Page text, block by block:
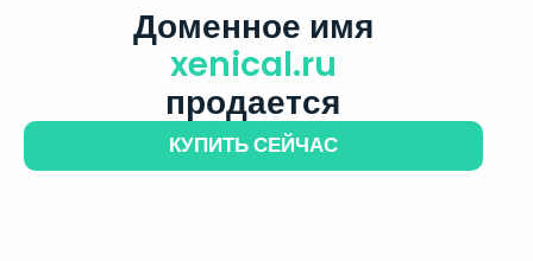
Доменное имя
xenical.ru
продается
КУПИТЬ СЕЙЧАС